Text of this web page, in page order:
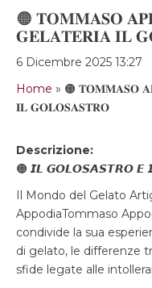
🟠 𝐓𝐎𝐌𝐌𝐀𝐒𝐎
𝐆𝐄𝐋𝐀𝐓𝐄𝐑𝐈𝐀 𝐈𝐋
6 Dicembre 2025 13:27
Home » 🟠 𝐓𝐎𝐌𝐌𝐀𝐒𝐎
𝐈𝐋 𝐆𝐎𝐋𝐎𝐒𝐀𝐒𝐓𝐑𝐎
Descrizione:
🟠 𝙄𝙇 𝙂𝙊𝙇𝙊𝙎𝘼𝙎𝙏𝙍𝙊 𝙀
Il Mondo del Gelato
AppodiaTommaso
condivide la sua
di gelato, le differenze
sfide legate alle